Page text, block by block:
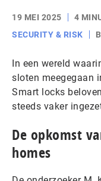
19 MEI 2025
4
SECURITY & RISK
In een wereld
sloten meegegaan
Smart locks
steeds vaker
De opkomst
homes